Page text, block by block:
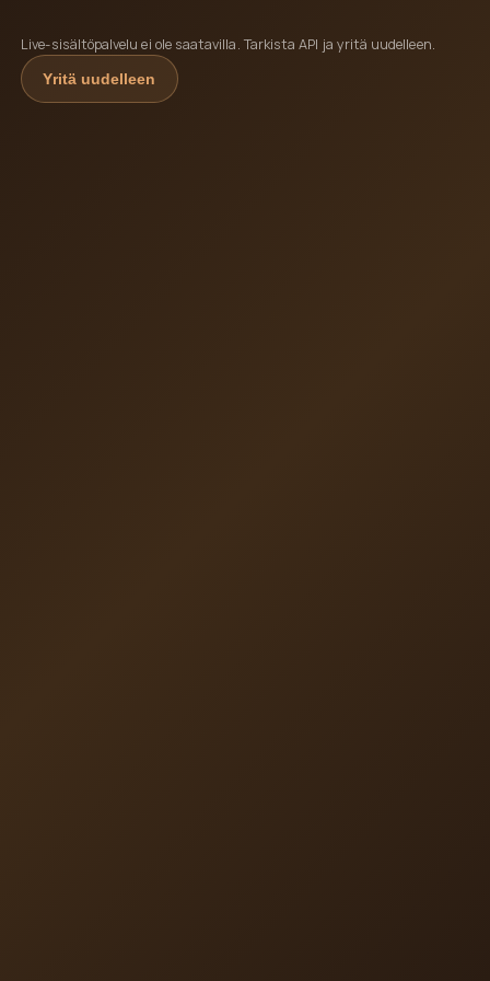
Live-sisältöpalvelu ei ole saatavilla. Tarkista API ja yritä uudelleen.
Yritä uudelleen